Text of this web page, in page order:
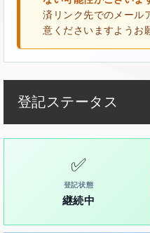
済リンク先でのメール
意くださいますようお
登記ステータス
✅
登記状態
継続中